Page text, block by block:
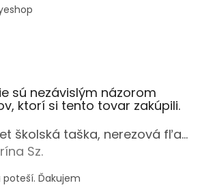
sú nezávislým názorom
ktorí si tento tovar zakúpili.
Ballet set školská taška, nerezová fľaša a plný peračník s motívom baletky pre dievča
produktu je 5 z 5 hviezdičiek.
Sz.
poteší. Ďakujem